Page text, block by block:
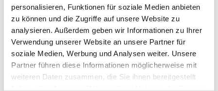
personalisieren, Funktionen für soziale Medien anbieten
zu können und die Zugriffe auf unsere Website zu
analysieren. Außerdem geben wir Informationen zu Ihrer
Verwendung unserer Website an unsere Partner für
soziale Medien, Werbung und Analysen weiter. Unsere
Partner führen diese Informationen möglicherweise mit
weiteren Daten zusammen, die Sie ihnen bereitgestellt
Umrechnungsfaktoren